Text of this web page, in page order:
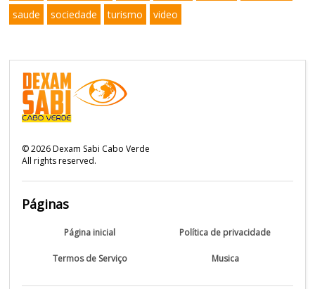
saude
sociedade turismo video
©2026Dexam Sabi Cabo Verde
All rights reserved.
Páginas
Página inicial Política de privacidade
Termos de Serviço Musica